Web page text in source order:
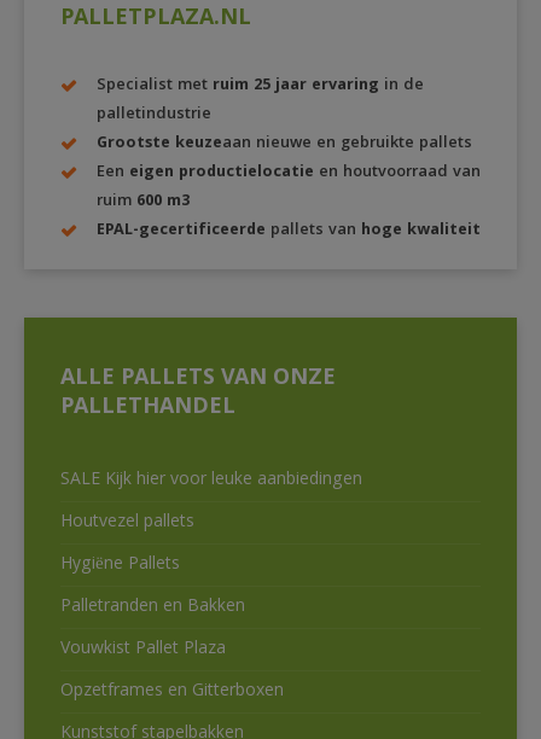
PALLETPLAZA.NL
Specialist met ruim 25 jaar ervaring in de
palletindustrie
Grootste keuzeaan nieuwe en gebruikte pallets
Een eigen productielocatie en houtvoorraad van
ruim 600 m3
EPAL-gecertificeerde pallets van hoge kwaliteit
ALLE PALLETS VAN ONZE
PALLETHANDEL
SALE Kijk hier voor leuke aanbiedingen
Houtvezel pallets
Hygiëne Pallets
Palletranden en Bakken
Vouwkist Pallet Plaza
Opzetframes en Gitterboxen